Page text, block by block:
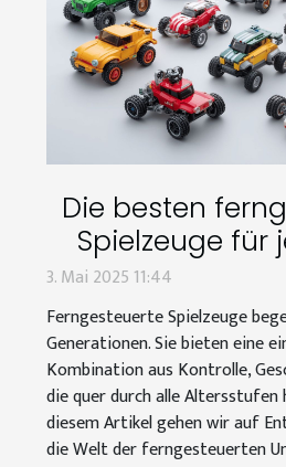
Die besten
Spielzeuge für
3. Mai 2025 11:44
Ferngesteuerte Spielzeuge
Generationen. Sie bieten eine
Kombination aus Kontrolle,
die quer durch alle
diesem Artikel gehen wir auf
die Welt der ferngesteuerten